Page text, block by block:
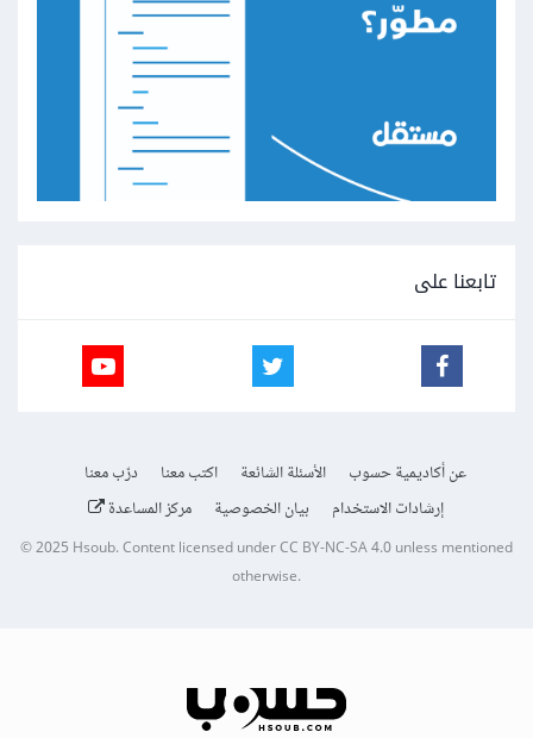
تابعنا على
عن أكاديمية حسوب الأسئلة الشائعة اكتب معنا
درّب معنا
إرشادات الاستخدام
بيان الخصوصية مركز المساعدة
© 2025Hsoub.Content licensed underCC BY-NC-SA 4.0unless mentioned
otherwise.